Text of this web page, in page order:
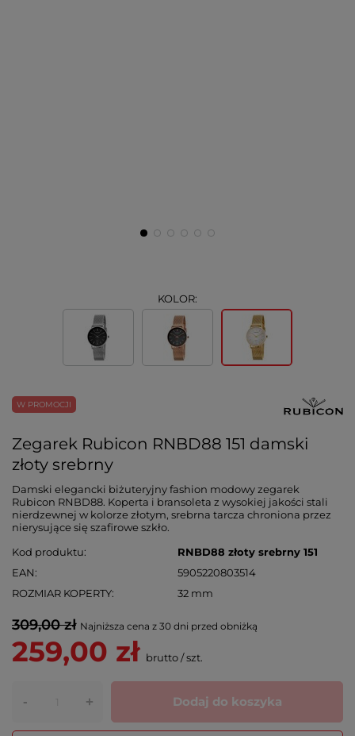
KOLOR:
W PROMOCJI
Zegarek Rubicon RNBD88 151 damski
złoty srebrny
Damski elegancki biżuteryjny fashion modowy zegarek
Rubicon RNBD88. Koperta i bransoleta z wysokiej jakości stali
nierdzewnej w kolorze złotym, srebrna tarcza chroniona przez
nierysujące się szafirowe szkło.
Kod produktu
RNBD88 złoty srebrny 151
EAN
5905220803514
ROZMIAR KOPERTY
32 mm
309,00 zł Najniższa cena z 30 dni przed obniżką
259,00 zł brutto/szt.
- + Dodaj do koszyka